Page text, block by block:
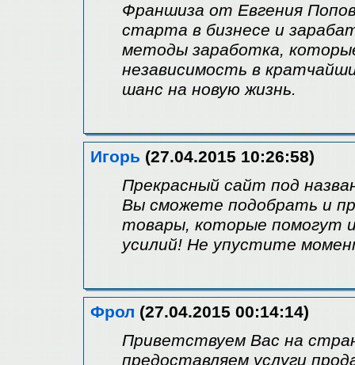
Франшиза от Евгения
старта в бизнесе и
методы заработка,
независимость в
шанс на новую жизнь.
Игорь (27.04.2015 10:26:58)
Прекрасный сайт под
Вы сможете подобрать и
товары, которые помогут
усилий! Не упустите
Фрол (27.04.2015 00:14:14)
Приветствуем Вас на
предоставляем услуги